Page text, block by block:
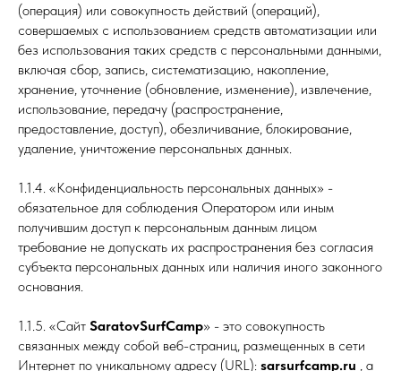
(операция) или совокупность действий (операций),
совершаемых с использованием средств автоматизации или
без использования таких средств с персональными данными,
включая сбор, запись, систематизацию, накопление,
хранение, уточнение (обновление, изменение), извлечение,
использование, передачу (распространение,
предоставление, доступ), обезличивание, блокирование,
удаление, уничтожение персональных данных.
1.1.4. «Конфиденциальность персональных данных» -
обязательное для соблюдения Оператором или иным
получившим доступ к персональным данным лицом
требование не допускать их распространения без согласия
субъекта персональных данных или наличия иного законного
основания.
1.1.5. «Сайт SaratovSurfCamp» - это совокупность
связанных между собой веб-страниц, размещенных в сети
Интернет по уникальному адресу (URL): sarsurfcamp.ru , а